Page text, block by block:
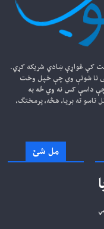
کې غواړې ښادي شریکه کړي.
نا شونې وي چې خپل وخت
داسې کس نه وي څه به
ته بریا، هڅه، پرمختګ،
مل شئ